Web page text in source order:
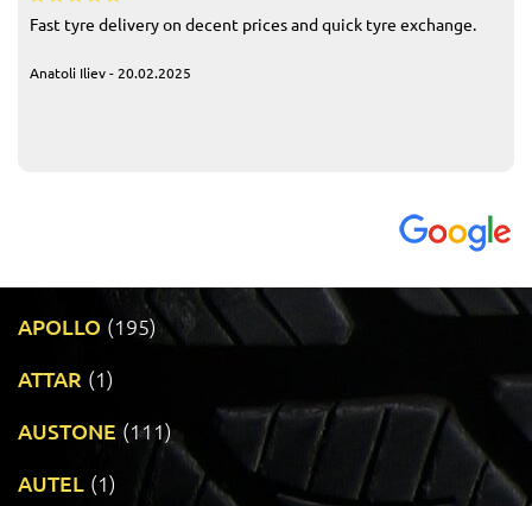
Fast tyre delivery on decent prices and quick tyre exchange.
Anatoli Iliev - 20.02.2025
APOLLO (195)
ATTAR (1)
AUSTONE (111)
AUTEL (1)